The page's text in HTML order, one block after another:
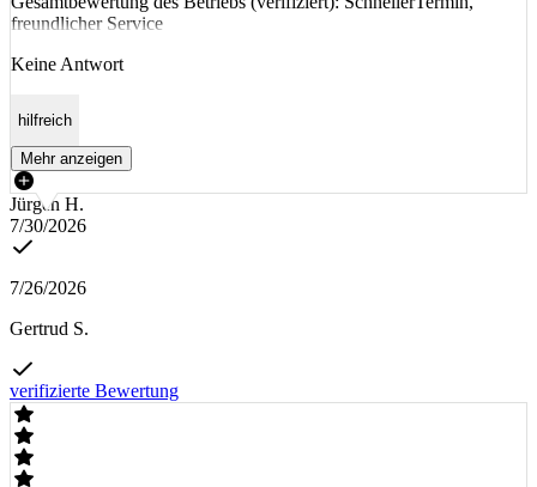
freundlicher Service
Keine Antwort
hilfreich
Mehr anzeigen
Jürgen H.
7/30/2026
7/26/2026
Gertrud S.
verifizierte Bewertung